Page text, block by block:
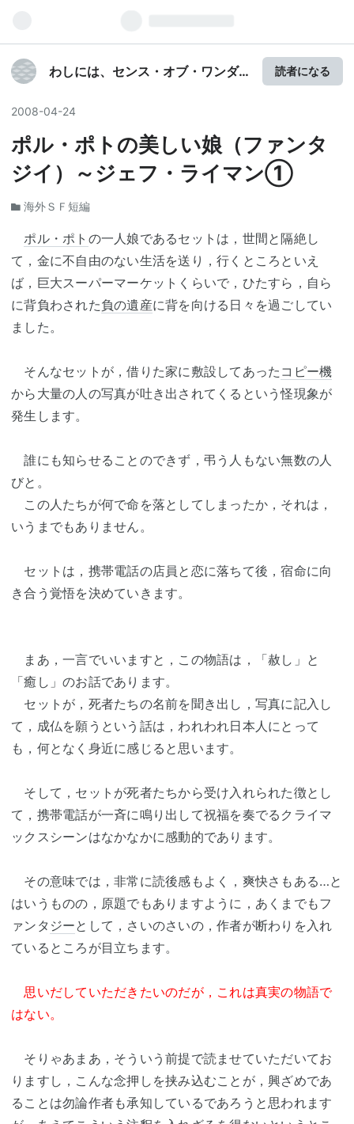
わしには、センス・オブ・ワンダ
読者になる
2008-04-24
ポル・ポトの美しい娘（ファンタ
ジイ）～ジェフ・ライマン①
海外ＳＦ短編
ポル・ポト の一人娘であるセットは，世間と隔絶し
て，金に不自由のない生活を送り，行くところといえ
ば，巨大スーパーマーケットくらいで，ひたすら，自ら
に背負わされた負の遺産に背を向ける日々を過ごしてい
ました。
そんなセットが，借りた家に敷設してあった コピー機
から大量の人の写真が吐き出されてくるという怪現象が
発生します。
誰にも知らせることのできず，弔う人もない無数の人
びと。
この人たちが何で命を落としてしまったか，それは，
いうまでもありません。
セットは，携帯電話の店員と恋に落ちて後，宿命に向
き合う覚悟を決めていきます。
まあ，一言でいいますと，この物語は，「赦し」と
「癒し」のお話であります。
セットが，死者たちの名前を聞き出し，写真に記入し
て，成仏を願うという話は，われわれ日本人にとって
も，何となく身近に感じると思います。
そして，セットが死者たちから受け入れられた徴とし
て，携帯電話が一斉に鳴り出して祝福を奏でるクライマ
ックスシーンはなかなかに感動的であります。
その意味では，非常に読後感もよく，爽快さもある…と
はいうものの，原題でもありますように，あくまでもフ
ァンタ ジーとして，さいのさいの，作者が断わりを入れ
ているところが目立ちます。
思いだしていただきたいのだが，これは真実の物語で
はない。
そりゃあまあ，そういう前提で読ませていただいてお
りますし，こんな念押しを挟み込むことが，興ざめであ
ることは勿論作者も承知しているであろうと思われます